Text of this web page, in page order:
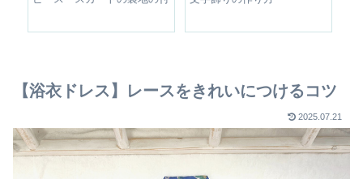
【浴衣ドレス】レースをきれいにつけるコツ
2025.07.21